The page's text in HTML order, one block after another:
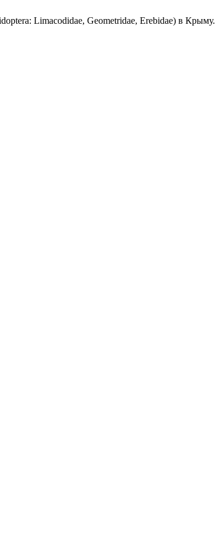
Limacodidae, Geometridae, Erebidae) в Крыму.